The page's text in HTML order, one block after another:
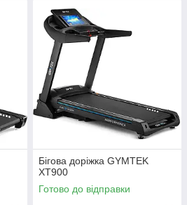
Бігова доріжка GYMTEK
XT900
Готово до відправки